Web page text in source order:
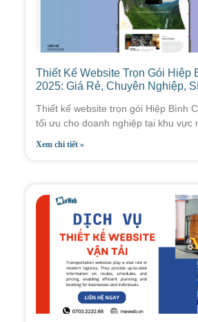
Thiết Kế Website Trọn Gói Hiệp
2025: Giá Rẻ, Chuyên Nghiệp,
Thiết kế website trọn gói Hiệp Bình
tối ưu cho doanh nghiệp tại khu vực
Xem chi tiết »